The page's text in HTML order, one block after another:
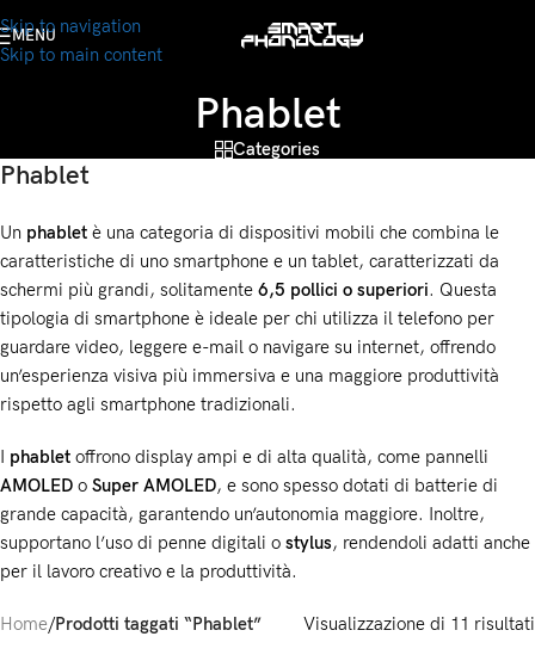
Skip to navigation
Skip to main content
MENU
Phablet
Categories
Phablet
Un phablet è una categoria di dispositivi mobili che combina le
caratteristiche di uno smartphone e un tablet, caratterizzati da
schermi più grandi, solitamente 6,5 pollici o superiori. Questa
tipologia di smartphone è ideale per chi utilizza il telefono per
guardare video, leggere e-mail o navigare su internet, offrendo
un’esperienza visiva più immersiva e una maggiore produttività
rispetto agli smartphone tradizionali.
I phablet offrono display ampi e di alta qualità, come pannelli
AMOLED o Super AMOLED, e sono spesso dotati di batterie di
grande capacità, garantendo un’autonomia maggiore. Inoltre,
supportano l’uso di penne digitali o stylus, rendendoli adatti anche
per il lavoro creativo e la produttività.
Home/Prodotti taggati “Phablet” Visualizzazione di 11 risultati